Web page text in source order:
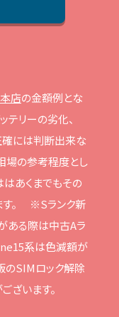
店の⾦額例とな
テリーの劣化、
には判断出来な
場の参考程度とし
あくまでもその
。
※Sランク新
ある際は中古Aラ
系は⾊減額が
のSIMロック解除
ざいます。